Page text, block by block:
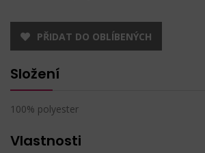
PŘIDAT DO OBLÍBENÝCH
Složení
100% polyester
Vlastnosti